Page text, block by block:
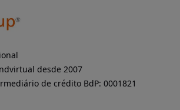
desde 2007
de crédito BdP: 0001821